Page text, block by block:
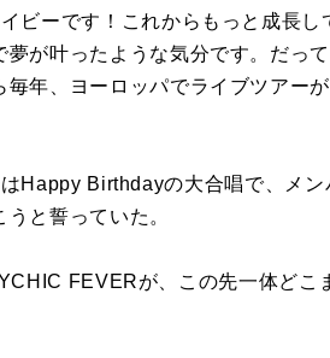
ビーです！これからもっと成長
が叶ったような気分です。だっ
年、ヨーロッパでライブツアー
Happy Birthdayの大合唱で、メ
と誓っていた。
FEVERが、この先一体どこ